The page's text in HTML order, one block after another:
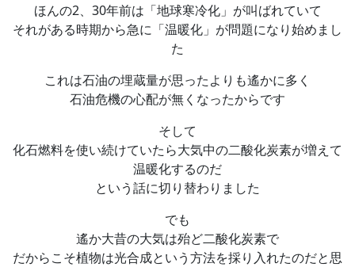
ほんの2、30年前は「地球寒冷化」が叫ばれていて
それがある時期から急に「温暖化」が問題になり始めまし
た
これは石油の埋蔵量が思ったよりも遙かに多く
石油危機の心配が無くなったからです
そして
化石燃料を使い続けていたら大気中の二酸化炭素が増えて
温暖化するのだ
という話に切り替わりました
でも
遙か大昔の大気は殆ど二酸化炭素で
だからこそ植物は光合成という方法を採り入れたのだと思